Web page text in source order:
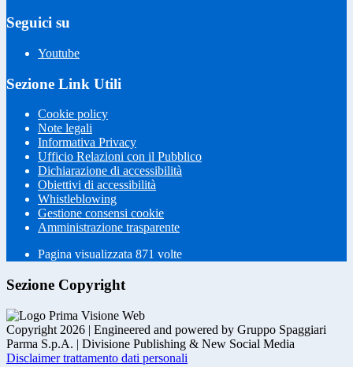
Seguici su
Youtube
Sezione Link Utili
Cookie policy
Note legali
Informativa Privacy
Ufficio Relazioni con il Pubblico
Dichiarazione di accessibilità
Obiettivi di accessibilità
Whistleblowing
Gestione consensi cookie
Amministrazione trasparente
Pagina visualizzata 871 volte
Sezione Copyright
Copyright 2026 | Engineered and powered by Gruppo Spaggiari
Parma S.p.A. | Divisione Publishing & New Social Media
Disclaimer trattamento dati personali